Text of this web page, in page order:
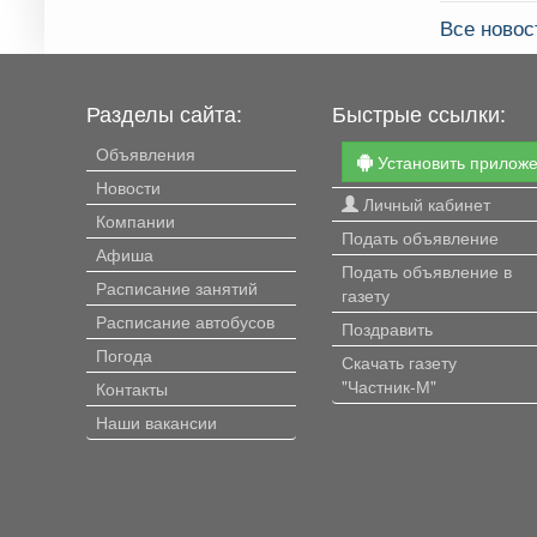
Все
Разделы сайта:
Объявления
Новости
Компании
Афиша
Расписание занятий
Расписание автобусов
Погода
Контакты
Наши вакансии
Быстрые ссылки:
Установить
Личный кабинет
Подать объявление
Подать объявление в
газету
Поздравить
Скачать газету
"Частник-М"